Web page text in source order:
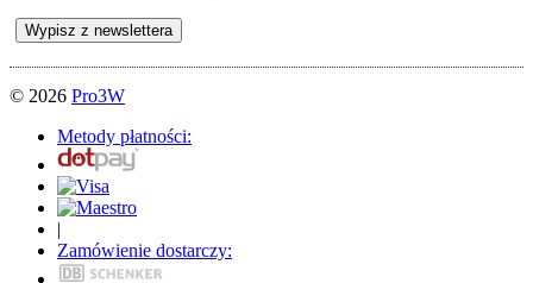
© 2026 Pro3W
Metody płatności:
|
Zamówienie dostarczy: